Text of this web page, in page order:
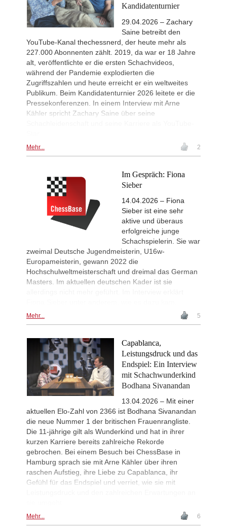
Keymer - So (C84)
Sindarov - Dominguez Perez (C54)
New Opening Trend
Sindarov - Van Foreest (C50)
New Opening Trend
Caruana - So (D12)
Leca Chess Open 2026
Round 9 now live
FIDE WUTCC Finals-Pool-A
Round 3 now live
New Opening Trend
Ipek - Ceylan (A35)
1d
Singgih - Lesbekova (B28)
Fava - Sooraj M R (B04)
New Opening Trend
Tanriverdi - Sirin (B72)
New Opening Trend
Pour Agha Bala - Olsen (D36)
Interesting Novelty
Hardaway - Erten (C45)
New Opening Trend
New Opening Trend
Liang - Van Foreest (C72)
New Opening Trend
Dominguez Perez -
New Opening Trend
New Opening Trend
Keymer - So (C84)
Interesting Novelty
Sindarov - Dominguez Perez (C54)
New Opening Trend
Liang - Giri (B92)
New Opening Trend
Svane - Hess (D35)
Interesting Novelty
Giri - Praggnanandhaa R (B06)
1d
Kandidatenturnier
29.04.2026 – Zachary
Saine betreibt den
YouTube-Kanal thechessnerd, der heute mehr als
227.000 Abonnenten zählt. 2019, da war er 18 Jahre
alt, veröffentlichte er die ersten Schachvideos,
während der Pandemie explodierten die
Zugriffszahlen und heute erreicht er ein weltweites
Publikum. Beim Kandidatenturnier 2026 leitete er die
Pressekonferenzen. In einem Interview mit Arne
Kähler spricht Zachary Saine über seine
Mehr... 2
Im Gespräch: Fiona
Sieber
14.04.2026 – Fiona
Sieber ist eine sehr
aktive und überaus
erfolgreiche junge
Schachspielerin. Sie war
zweimal Deutsche Jugendmeisterin, U16w-
Europameisterin, gewann 2022 die
Hochschulweltmeisterschaft und dreimal das German
Masters. Im aktuellen deutschen Kader ist sie
Mehr... 5
Capablanca,
Leistungsdruck und das
Endspiel: Ein Interview
mit Schachwunderkind
Bodhana Sivanandan
13.04.2026 – Mit einer
aktuellen Elo-Zahl von 2366 ist Bodhana Sivanandan
die neue Nummer 1 der britischen Frauenrangliste.
Die 11-jährige gilt als Wunderkind und hat in ihrer
kurzen Karriere bereits zahlreiche Rekorde
gebrochen. Bei einem Besuch bei ChessBase in
Hamburg sprach sie mit Arne Kähler über ihren
raschen Aufstieg, ihre Liebe zu Capablanca, ihr
Gefühl für das Endspiel und verriet, wie sie mit
Mehr... 6